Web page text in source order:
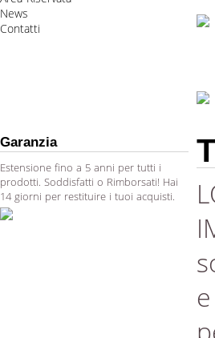
News
Contatti
Garanzia
Estensione fino a 5 anni per tutti i
prodotti. Soddisfatti o Rimborsati! Hai
14 giorni per restituire i tuoi acquisti.